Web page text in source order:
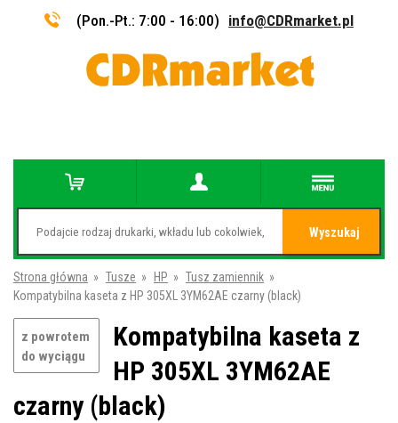
(Pon.-Pt.: 7:00 - 16:00) info@CDRmarket.pl
Wyszukaj
Strona główna » Tusze » HP » Tusz zamiennik »
Kompatybilna kaseta z HP 305XL 3YM62AE czarny (black)
z powrotem
do wyciągu
Kompatybilna kaseta z
HP 305XL 3YM62AE
czarny (black)